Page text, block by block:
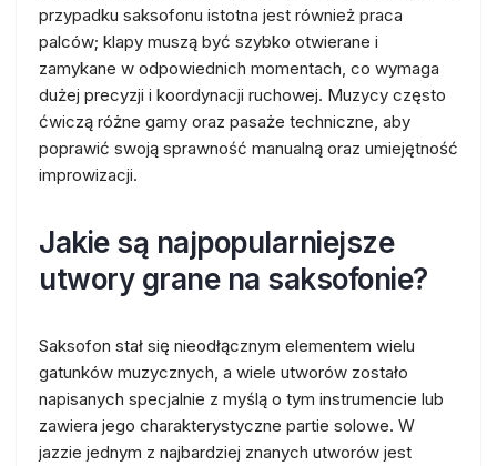
przypadku saksofonu istotna jest również praca
palców; klapy muszą być szybko otwierane i
zamykane w odpowiednich momentach, co wymaga
dużej precyzji i koordynacji ruchowej. Muzycy często
ćwiczą różne gamy oraz pasaże techniczne, aby
poprawić swoją sprawność manualną oraz umiejętność
improwizacji.
Jakie są najpopularniejsze
utwory grane na saksofonie?
Saksofon stał się nieodłącznym elementem wielu
gatunków muzycznych, a wiele utworów zostało
napisanych specjalnie z myślą o tym instrumencie lub
zawiera jego charakterystyczne partie solowe. W
jazzie jednym z najbardziej znanych utworów jest